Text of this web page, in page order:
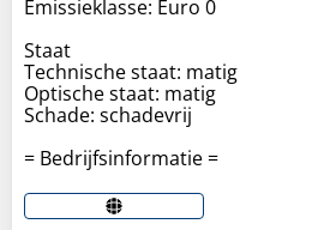
Emissieklasse: Euro 0
Staat
Technische staat: matig
Optische staat: matig
Schade: schadevrij
= Bedrijfsinformatie =